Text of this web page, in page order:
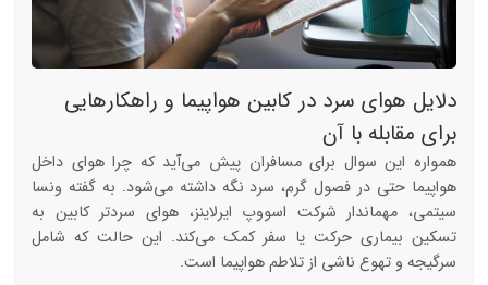
دلایل هوای سرد در کابین هواپیما و راهکارهایی
برای مقابله با آن
همواره این سوال برای مسافران پیش می‌آید که چرا هوای داخل
هواپیما حتی در فصول گرم، سرد نگه داشته می‌شود. به گفته ونسا
سیتمی، مهماندار شرکت اسووپ ایرلاینز، هوای سردتر کابین به
تسکین بیماری حرکت یا سفر کمک می‌کند. این حالت که شامل
سرگیجه و تهوع ناشی از تلاطم هواپیما است.